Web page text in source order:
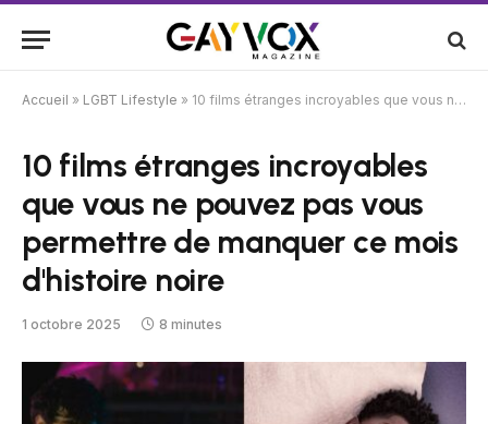
Accueil » LGBT Lifestyle » 10 films étranges incroyables que vous ne pouvez pas vous permettre de manquer ce mois d'histoire noire
10 films étranges incroyables
que vous ne pouvez pas vous
permettre de manquer ce mois
d'histoire noire
1 octobre 2025 8 minutes